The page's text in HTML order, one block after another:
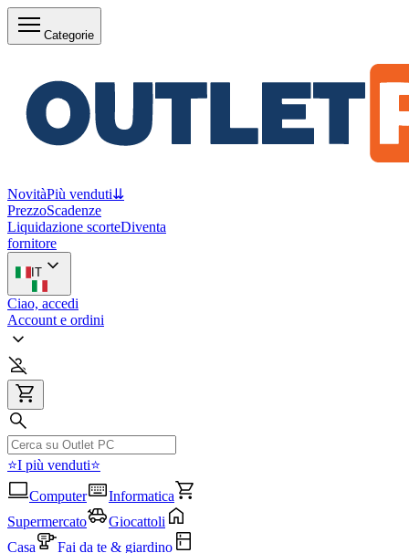
Categorie
NovitàPiù venduti⇊
PrezzoScadenze
Liquidazione scorteDiventa
fornitore
IT
Ciao, accedi
Account e ordini
⭐I più venduti⭐
Computer
Informatica
Supermercato
Giocattoli
Casa
Fai da te & giardino